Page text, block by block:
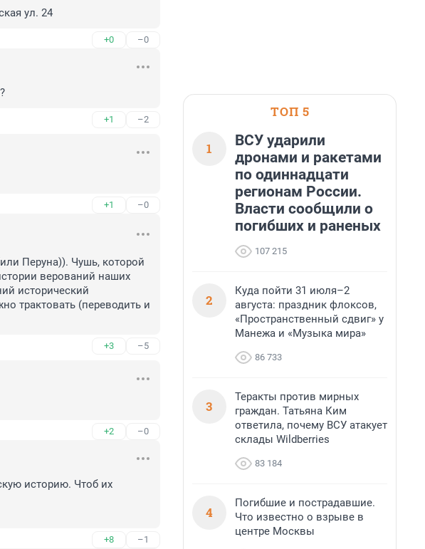
ул. 24
+0 –0
+1 –2
+1 –0
Перуна)). Чушь, которой
верований наших
исторический
трактовать (переводить и
+3 –5
+2 –0
историю. Чтоб их
+8 –1
ТОП 5
1
ВСУ ударили
дронами и ракетами
по одиннадцати
регионам России.
Власти сообщили о
погибших и раненых
107 215
2
Куда пойти 31 июля–2
августа: праздник флоксов,
«Пространственный сдвиг» у
Манежа и «Музыка мира»
86 733
3
Теракты против мирных
граждан. Татьяна Ким
ответила, почему ВСУ атакует
склады Wildberries
83 184
4
Погибшие и пострадавшие.
Что известно о взрыве в
центре Москвы